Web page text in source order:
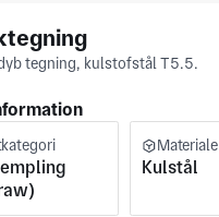
tegning, kulstofstål T5.5.
Materiale
Kulstål